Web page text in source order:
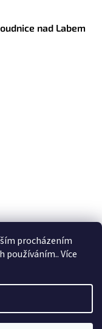
procházením
používáním.. Více
nad Labem